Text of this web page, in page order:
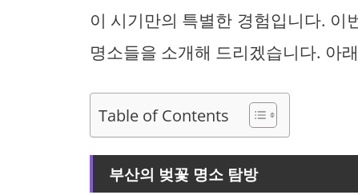
이 시기만의 특별한 경험입니다. 이
명소들을 소개해 드리겠습니다. 아
Table of Contents
부산의 벚꽃 명소 탐방